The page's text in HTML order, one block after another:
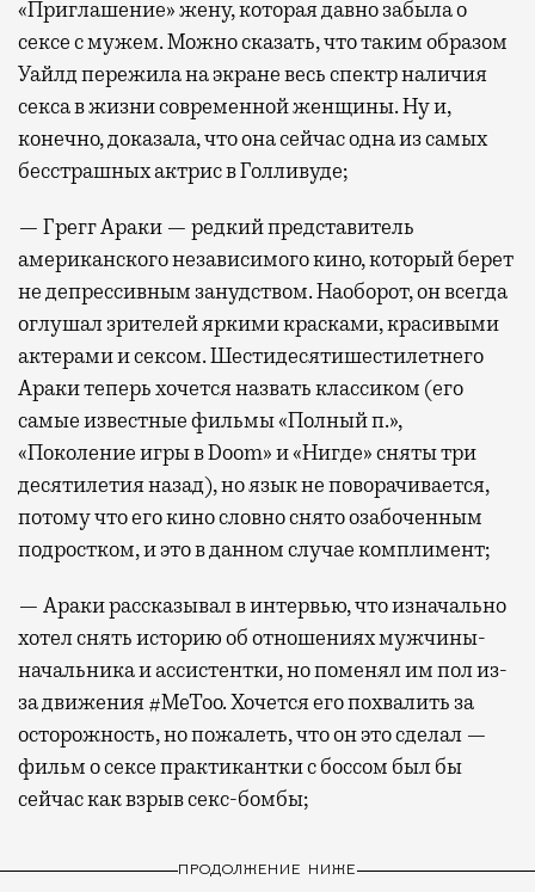
«Приглашение» жену, которая давно забыла о
сексе с мужем. Можно сказать, что таким образом
Уайлд пережила на экране весь спектр наличия
секса в жизни современной женщины. Ну и,
конечно, доказала, что она сейчас одна из самых
бесстрашных актрис в Голливуде;
— Грегг Араки — редкий представитель
американского независимого кино, который берет
не депрессивным занудством. Наоборот, он всегда
оглушал зрителей яркими красками, красивыми
актерами и сексом. Шестидесятишестилетнего
Араки теперь хочется назвать классиком (его
самые известные фильмы «Полный п.»,
«Поколение игры в Doom» и «Нигде» сняты три
десятилетия назад), но язык не поворачивается,
потому что его кино словно снято озабоченным
подростком, и это в данном случае комплимент;
— Араки рассказывал в интервью, что изначально
хотел снять историю об отношениях мужчины-
начальника и ассистентки, но поменял им пол из-
за движения #MeToo. Хочется его похвалить за
осторожность, но пожалеть, что он это сделал —
фильм о сексе практикантки с боссом был бы
сейчас как взрыв секс-бомбы;
ПРОДОЛЖЕНИЕ НИЖЕ